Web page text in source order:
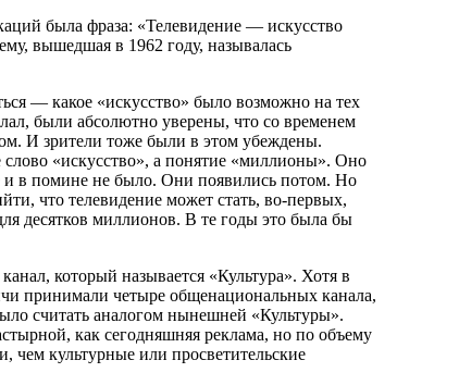
была фраза: «Телевидение — искусство
вышедшая в 1962 году, называлась
— какое «искусство» было возможно на тех
были абсолютно уверены, что со временем
И зрители тоже были в этом убеждены.
«искусство», а понятие «миллионы». Оно
и в помине не было. Они появились потом. Но
что телевидение может стать, во-первых,
десятков миллионов. В те годы это была бы
который называется «Культура». Хотя в
принимали четыре общенациональных канала,
считать аналогом нынешней «Культуры».
как сегодняшняя реклама, но по объему
чем культурные или просветительские